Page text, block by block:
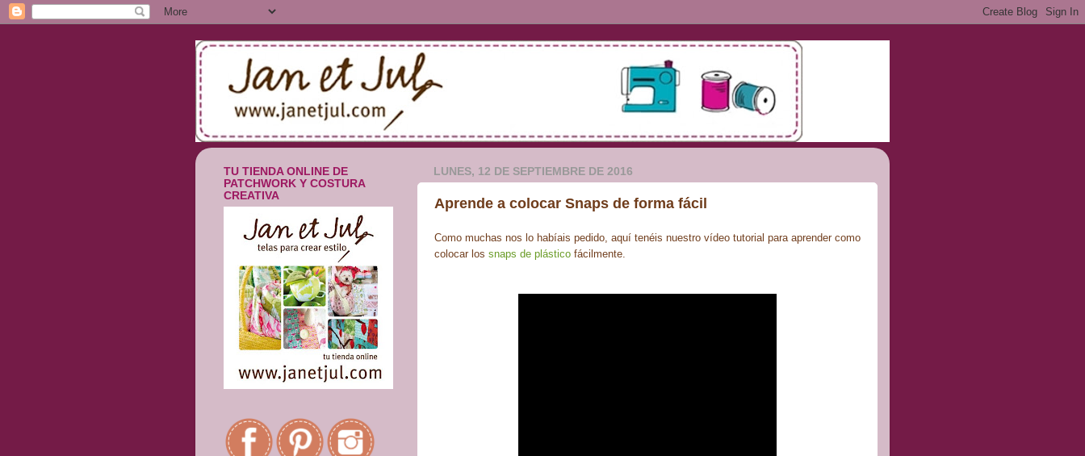
LUNES, 12 DE SEPTIEMBRE DE 2016
Aprende a colocar Snaps de forma fácil
Como muchas nos lo habíais pedido, aquí tenéis nuestro vídeo tutorial para aprender como
colocar los snaps de plástico fácilmente.
TU TIENDA ONLINE DE
PATCHWORK Y COSTURA
CREATIVA